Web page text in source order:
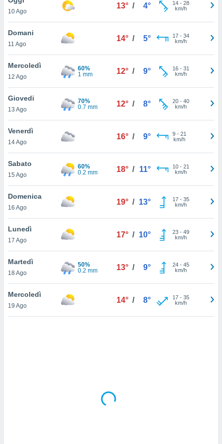
è
al sito
di
ci
di
il
un
la
nella
cookie
in
10 Ago
13° / 4° 14- 28
km/h
Domani
11 Ago
14° / 5° 17- 34
km/h
Mercoledì
12 Ago
60%
1 mm
12° / 9° 16- 31
km/h
Giovedi
13 Ago
70%
0.7 mm
12° / 8° 20- 40
km/h
Venerdì
14 Ago
16° / 9° 9- 21
km/h
Sabato
15 Ago
60%
0.2 mm
18° / 11° 10- 21
km/h
Domenica
16 Ago
19° / 13° 17- 35
km/h
Lunedì
17 Ago
17° / 10° 23- 49
km/h
Martedì
18 Ago
50%
0.2 mm
13° / 9° 24- 45
km/h
Mercoledì
19 Ago
14° / 8° 17- 35
km/h